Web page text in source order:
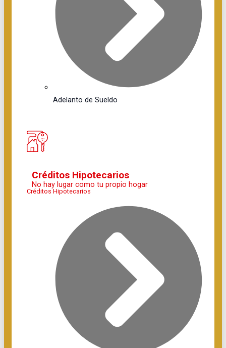
Adelanto de Sueldo
Créditos Hipotecarios
No hay lugar como tu propio hogar
Créditos Hipotecarios